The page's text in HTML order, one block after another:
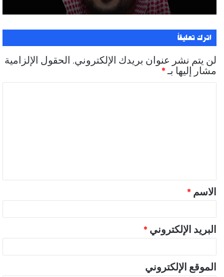
اترك تعليقاً
لن يتم نشر عنوان بريدك الإلكتروني. الحقول الإلزامية
مشار إليها بـ*
ق
*
الاسم *
البريد الإلكتروني *
الموقع الإلكتروني